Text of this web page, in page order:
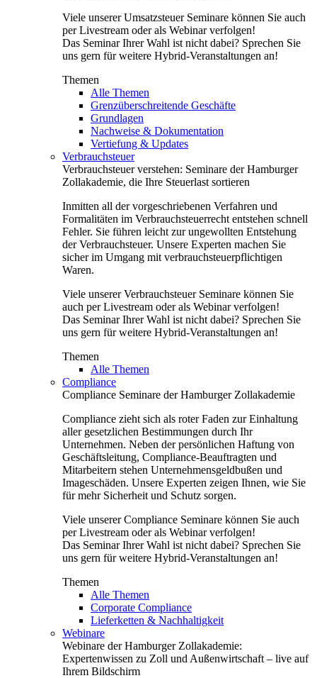
Viele unserer Umsatzsteuer Seminare können Sie auch
per Livestream oder als Webinar verfolgen!
Das Seminar Ihrer Wahl ist nicht dabei? Sprechen Sie
uns gern für weitere Hybrid-Veranstaltungen an!
Themen
Alle Themen
Grenzüberschreitende Geschäfte
Grundlagen
Nachweise & Dokumentation
Vertiefung & Updates
Verbrauchsteuer
Verbrauchsteuer verstehen: Seminare der Hamburger
Zollakademie, die Ihre Steuerlast sortieren
Inmitten all der vorgeschriebenen Verfahren und
Formalitäten im Verbrauchsteuerrecht entstehen schnell
Fehler. Sie führen leicht zur ungewollten Entstehung
der Verbrauchsteuer. Unsere Experten machen Sie
sicher im Umgang mit verbrauchsteuerpflichtigen
Waren.
Viele unserer Verbrauchsteuer Seminare können Sie
auch per Livestream oder als Webinar verfolgen!
Das Seminar Ihrer Wahl ist nicht dabei? Sprechen Sie
uns gern für weitere Hybrid-Veranstaltungen an!
Themen
Alle Themen
Compliance
Compliance Seminare der Hamburger Zollakademie
Compliance zieht sich als roter Faden zur Einhaltung
aller gesetzlichen Bestimmungen durch Ihr
Unternehmen. Neben der persönlichen Haftung von
Geschäftsleitung, Compliance-Beauftragten und
Mitarbeitern stehen Unternehmensgeldbußen und
Imageschäden. Unsere Experten zeigen Ihnen, wie Sie
für mehr Sicherheit und Schutz sorgen.
Viele unserer Compliance Seminare können Sie auch
per Livestream oder als Webinar verfolgen!
Das Seminar Ihrer Wahl ist nicht dabei? Sprechen Sie
uns gern für weitere Hybrid-Veranstaltungen an!
Themen
Alle Themen
Corporate Compliance
Lieferketten & Nachhaltigkeit
Webinare
Webinare der Hamburger Zollakademie:
Expertenwissen zu Zoll und Außenwirtschaft – live auf
Ihrem Bildschirm